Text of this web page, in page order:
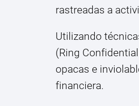
rastreadas a
Utilizando
(Ring
opacas e
financiera.